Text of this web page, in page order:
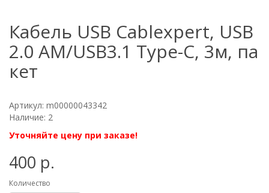
Кабель USB Cablexpert, USB
2.0 AM/USB3.1 Type-C, 3м, па
кет
Артикул: m00000043342
Наличие: 2
Уточняйте цену при заказе!
400 р.
Количество